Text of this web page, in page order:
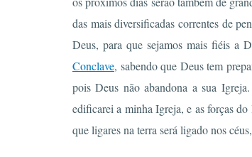
das mais diversificadas correntes de
Deus, para que sejamos mais fiéis a
Conclave, sabendo que Deus tem
pois Deus não abandona a sua
edificarei a minha Igreja, e as forças
que ligares na terra será ligado nos